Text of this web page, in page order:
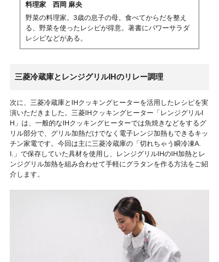
料理家 西岡 麻央
野菜の料理家。3歳の息子の母。食べてからだを整え
る、野菜を使ったレシピが得意。著書にパワーサラダ
レシピなどがある。
三菱冷蔵庫とレンジグリルIHのリレー調理
次に、三菱冷蔵庫とIHクッキングヒーターを活用したレシピを実
演いただきました。三菱IHクッキングヒーター「レンジグリルI
H」は、一般的なIHクッキングヒーターでは魚焼きなどをするグ
リル部分で、グリル加熱だけでなく電子レンジ加熱もできるキッ
チン家電です。今回は主に三菱冷蔵庫の「切れちゃう瞬冷凍A.
I.」で保存していた具材を使用し、レンジグリルIHのIH加熱とレ
ンジグリル加熱を組み合わせて手軽にグラタンを作る方法をご紹
介します。